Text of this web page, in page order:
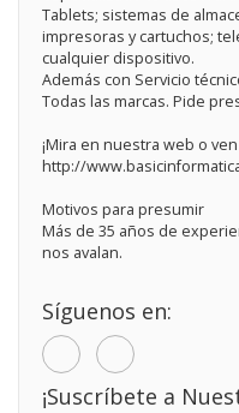
Tablets; sistemas de
impresoras y cartuchos;
cualquier dispositivo.
Además con Servicio
Todas las marcas. Pide
¡Mira en nuestra web o
http://
Motivos para presumir
Más de 35 años de
nos avalan.
Síguenos en:
¡Suscríbete a